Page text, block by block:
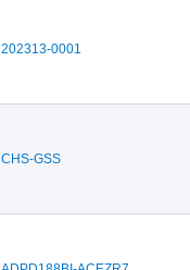
202313-0001
CHS-GSS